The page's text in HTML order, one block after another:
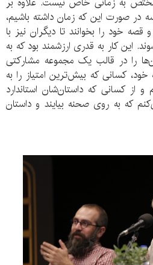
در صورت این که زمان داشته باشیم،
قصه خود را بخوانند تا دیگران نیز با
این کار به قدری ارزشمند بود که به
را در قالب یک مجموعه مشارکتی
کسانی که بیش‌ترین امتیاز را به
از کسانی که داستان‌شان استاندارد
که به روی صحنه بیایند و داستان